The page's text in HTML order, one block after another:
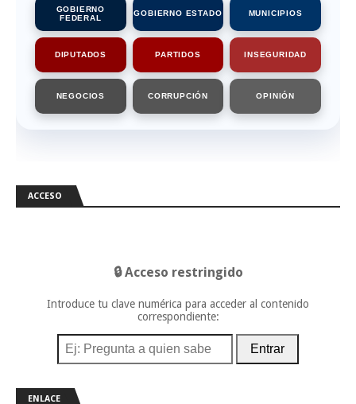
GOBIERNO
FEDERAL
GOBIERNO ESTADO MUNICIPIOS
DIPUTADOS PARTIDOS INSEGURIDAD
NEGOCIOS CORRUPCIÓN OPINIÓN
ACCESO
🔒 Acceso restringido
Introduce tu clave numérica para acceder al contenido
correspondiente:
Entrar
ENLACE